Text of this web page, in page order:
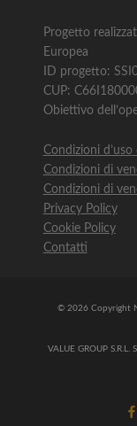
Progetto
Europea
ID progetto:
CUP:
Obiettivo
Condizioni d’uso
Condizioni di
Condizioni di
Privacy Policy
Cookie Policy
Contatti
© 2026 Copyright
VALUE GROUP